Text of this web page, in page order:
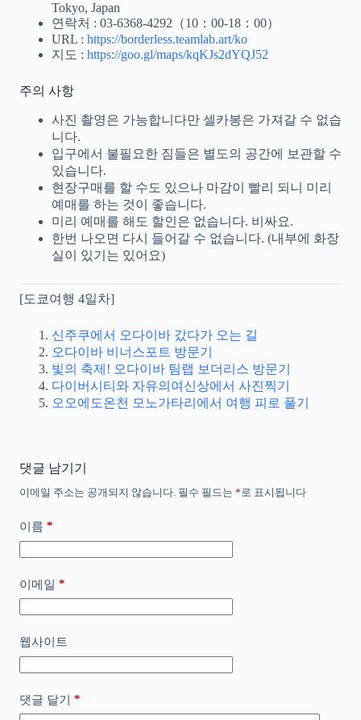
Tokyo, Japan
연락처 : 03-6368-4292（10：00-18：00）
URL : https://borderless.teamlab.art/ko
지도 : https://goo.gl/maps/kqKJs2dYQJ52
주의 사항
사진 촬영은 가능합니다만 셀카봉은 가져갈 수 없습
니다.
입구에서 불필요한 짐들은 별도의 공간에 보관할 수
있습니다.
현장구매를 할 수도 있으나 마감이 빨리 되니 미리
예매를 하는 것이 좋습니다.
미리 예매를 해도 할인은 없습니다. 비싸요.
한번 나오면 다시 들어갈 수 없습니다. (내부에 화장
실이 있기는 있어요)
[도쿄여행 4일차]
신주쿠에서 오다이바 갔다가 오는 길
오다이바 비너스포트 방문기
빛의 축제! 오다이바 팀랩 보더리스 방문기
다이버시티와 자유의여신상에서 사진찍기
오오에도온천 모노가타리에서 여행 피로 풀기
댓글 남기기
이메일 주소는 공개되지 않습니다. 필수 필드는 *로 표시됩니다
이름 *
이메일 *
웹사이트
댓글 달기 *